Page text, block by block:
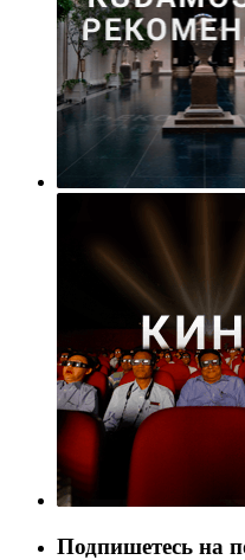
Подпишетесь на